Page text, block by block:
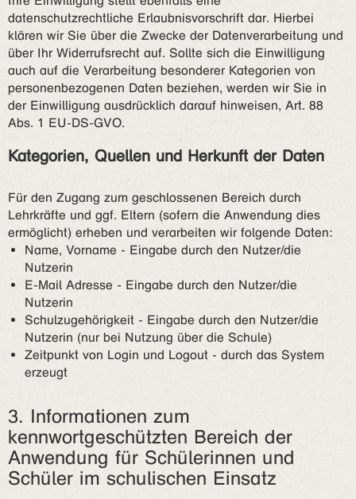
datenschutzrechtliche Erlaubnisvorschrift dar. Hierbei
klären wir Sie über die Zwecke der Datenverarbeitung und
über Ihr Widerrufsrecht auf. Sollte sich die Einwilligung
auch auf die Verarbeitung besonderer Kategorien von
personenbezogenen Daten beziehen, werden wir Sie in
der Einwilligung ausdrücklich darauf hinweisen, Art. 88
Abs. 1 EU-DS-GVO.
Kategorien, Quellen und Herkunft der Daten
Für den Zugang zum geschlossenen Bereich durch
Lehrkräfte und ggf. Eltern (sofern die Anwendung dies
ermöglicht) erheben und verarbeiten wir folgende Daten:
Name, Vorname - Eingabe durch den Nutzer/die
Nutzerin
E-Mail Adresse - Eingabe durch den Nutzer/die
Nutzerin
Schulzugehörigkeit - Eingabe durch den Nutzer/die
Nutzerin (nur bei Nutzung über die Schule)
Zeitpunkt von Login und Logout - durch das System
erzeugt
3. Informationen zum
kennwortgeschützten Bereich der
Anwendung für Schülerinnen und
Schüler im schulischen Einsatz